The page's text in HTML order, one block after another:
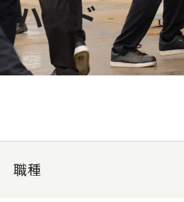
ハンド
職種